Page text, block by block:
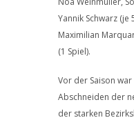
Yannik Schwarz (je
Maximilian
(1 Spiel).
Vor der Saison
Abschneiden der
der starken